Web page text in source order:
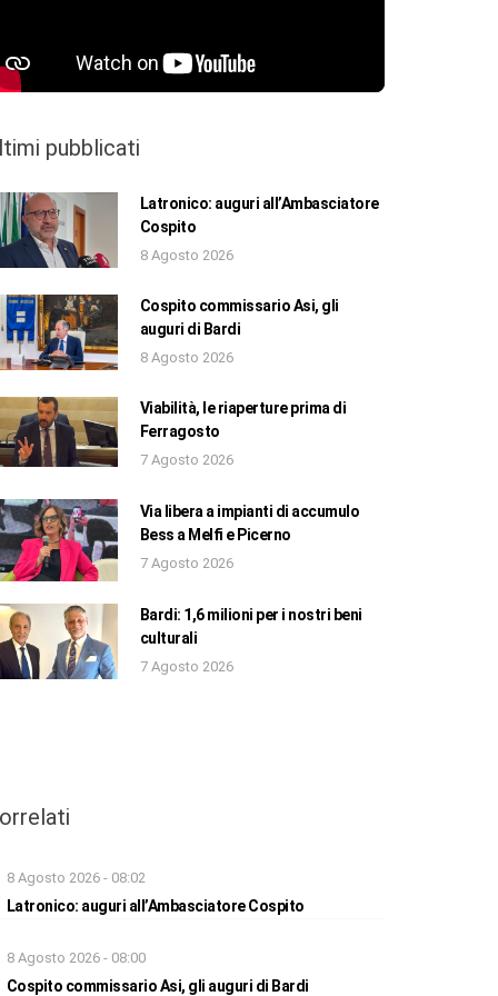
pubblicati
Latronico: auguri all’Ambasciatore
Cospito
8 Agosto 2026
Cospito commissario Asi, gli
auguri di Bardi
8 Agosto 2026
Viabilità, le riaperture prima di
Ferragosto
7 Agosto 2026
Via libera a impianti di accumulo
Bess a Melfi e Picerno
7 Agosto 2026
Bardi: 1,6 milioni per i nostri beni
culturali
7 Agosto 2026
8 Agosto 2026 - 08:02
Latronico: auguri all’Ambasciatore Cospito
8 Agosto 2026 - 08:00
Cospito commissario Asi, gli auguri di Bardi